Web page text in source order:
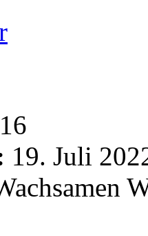
19. Juli